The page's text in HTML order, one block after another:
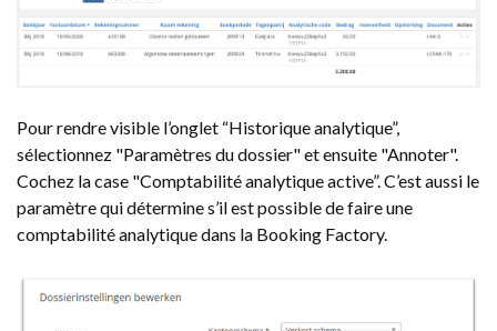
Pour rendre visible l’onglet “Historique analytique”,
sélectionnez "Paramètres du dossier" et ensuite "Annoter".
Cochez la case "Comptabilité analytique active”. C’est aussi le
paramètre qui détermine s’il est possible de faire une
comptabilité analytique dans la Booking Factory.